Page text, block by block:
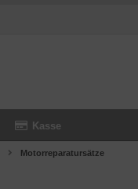
Kasse
Motorreparatursätze